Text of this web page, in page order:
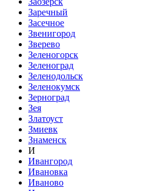
Заречный
Засечное
Звенигород
Зверево
Зеленогорск
Зеленоград
Зеленодольск
Зеленокумск
Зерноград
Зея
Златоуст
Змиевк
Знаменск
И
Ивангород
Ивановка
Иваново